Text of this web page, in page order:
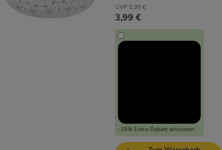
UVP 5,99 €
3,99 €
-15% Extra-Rabatt aktivieren